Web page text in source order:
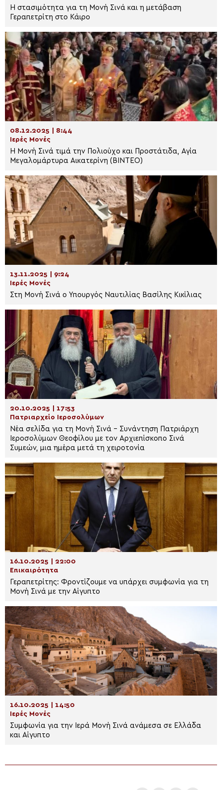
Η στασιμότητα για τη Μονή Σινά και η μετάβαση
Γεραπετρίτη στο Κάιρο
08.12.2025 | 8:44
Ιερές Μονές
Η Μονή Σινά τιμά την Πολιούχο και Προστάτιδα, Αγία
Μεγαλομάρτυρα Αικατερίνη (ΒΙΝΤΕΟ)
13.11.2025 | 9:24
Ιερές Μονές
Στη Μονή Σινά ο Υπουργός Ναυτιλίας Βασίλης Κικίλιας
20.10.2025 | 17:53
Πατριαρχείο Ιεροσολύμων
Νέα σελίδα για τη Μονή Σινά – Συνάντηση Πατριάρχη
Ιεροσολύμων Θεοφίλου με τον Αρχιεπίσκοπο Σινά
Συμεών, μια ημέρα μετά τη χειροτονία
16.10.2025 | 22:00
Επικαιρότητα
Γεραπετρίτης: Φροντίζουμε να υπάρχει συμφωνία για τη
Μονή Σινά με την Αίγυπτο
16.10.2025 | 14:50
Ιερές Μονές
Συμφωνία για την Ιερά Μονή Σινά ανάμεσα σε Ελλάδα
και Αίγυπτο